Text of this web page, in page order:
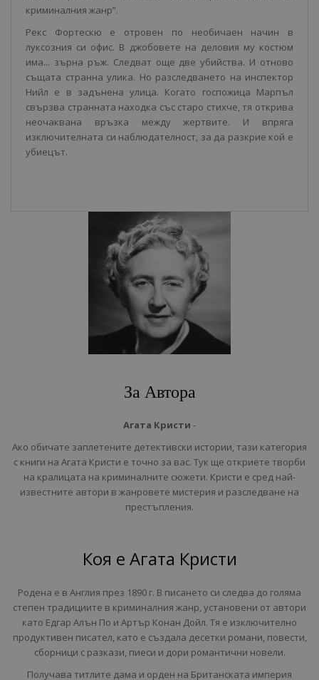
криминалния жанр”.
Рекс Фортескю е отровен по необичаен начин в
луксозния си офис. В джобовете на деловия му костюм
има... зърна ръж. Следват още две убийства. И отново
същата странна улика. Но разследването на инспектор
Нийл е в задънена улица. Когато госпожица Марпъл
свързва странната находка със старо стихче, тя открива
неочаквана връзка между жертвите. И впряга
изключителната си наблюдателност, за да разкрие кой е
убиецът.
За Автора
Агата Кристи -
Ако обичате заплетените детективски истории, тази категория
с книги на Агата Кристи е точно за вас. Тук ще откриете творби
на кралицата на криминалните сюжети. Кристи е сред най-
известните автори в жанровете мистерия и разследване на
престъпления.
Коя е Агата Кристи
Родена е в Англия през 1890 г. В писането си следва до голяма
степен традициите в криминалния жанр, установени от автори
като Едгар Алън По и Артър Конан Дойл. Тя е изключително
продуктивен писател, като е създала десетки романи, повести,
сборници с разкази, пиеси и дори романтични новели.
Получава титлите дама и орден на Британската империя